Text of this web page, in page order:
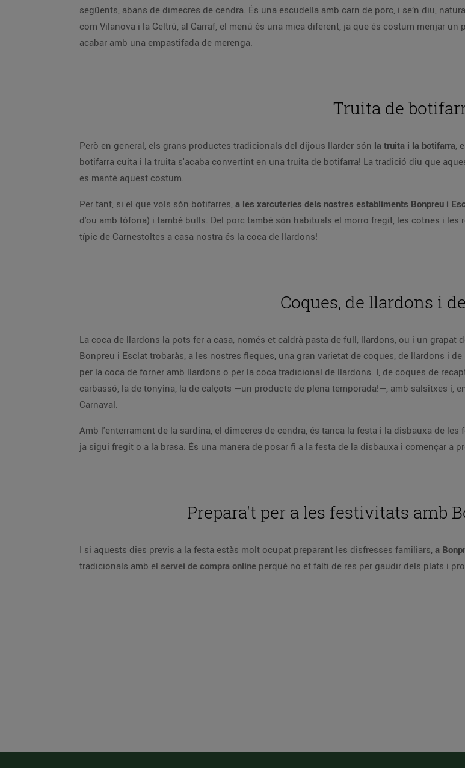
següents, abans de dimecres de cendra. És una escudella amb carn de porc, i se’n diu,
com Vilanova i la Geltrú, al Garraf, el menú és una mica diferent, ja que és costum menjar
acabar amb una empastifada de merenga.
Truita de
Però en general, els grans productes tradicionals del dijous llarder són la truita i la botifarra,
botifarra cuita i la truita s'acaba convertint en una truita de botifarra! La tradició diu que
es manté aquest costum.
Per tant, si el que vols són botifarres, a les xarcuteries dels nostres establiments Bonpreu i
d'ou amb tòfona) i també bulls. Del porc també són habituals el morro fregit, les cotnes i
típic de Carnestoltes a casa nostra és la coca de llardons!
Coques, de llardons i
La coca de llardons la pots fer a casa, només et caldrà pasta de full, llardons, ou i un grapat
Bonpreu i Esclat trobaràs, a les nostres fleques, una gran varietat de coques, de llardons i
per la coca de forner amb llardons o per la coca tradicional de llardons. I, de coques de
carbassó, la de tonyina, la de calçots —un producte de plena temporada!—, amb salsitxes i,
Carnaval.
Amb l'enterrament de la sardina, el dimecres de cendra, és tanca la festa i la disbauxa de
ja sigui fregit o a la brasa. És una manera de posar fi a la festa de la disbauxa i començar a
Prepara't per a les festivitats amb
I si aquests dies previs a la festa estàs molt ocupat preparant les disfresses familiars, a
tradicionals amb el servei de compra online perquè no et falti de res per gaudir dels plats i